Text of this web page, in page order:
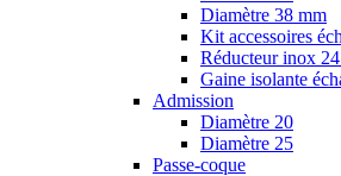
Diamètre 38 mm
Kit accessoires
Réducteur inox
Gaine isolante
Admission
Diamètre 20
Diamètre 25
Passe-coque